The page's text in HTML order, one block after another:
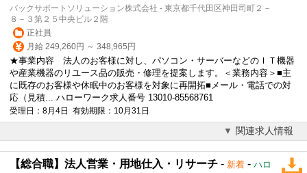
バックサポートソリューション株式会社 - 東京都千代田区神田司町２－
８－３第２５中央ビル２階
正社員
月給 249,260円 ～ 348,965円
★事業内容 法人のお客様に対し、パソコン・サーバーなどのＩＴ機器
や産業機器のリユース品の販売・修理を提案します。＜業務内容＞■主
に既存のお客様や休眠中のお客様を対象に再開拓■メール・電話での対
応（見積... ハローワーク求人番号 13010-85568761
受理日：8月4日 有効期限：10月31日
関連求人情報
【総合職】法人営業・用地仕入・リサーチ - 新着 - ハロ